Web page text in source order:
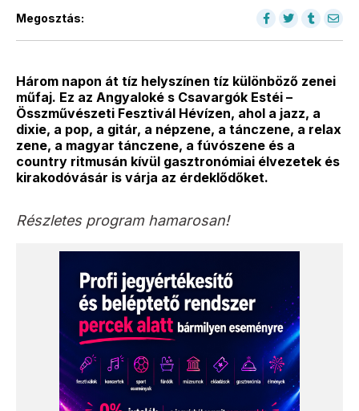
Megosztás:
Három napon át tíz helyszínen tíz különböző zenei
műfaj. Ez az Angyaloké s Csavargók Estéi –
Összművészeti Fesztivál Hévízen, ahol a jazz, a
dixie, a pop, a gitár, a népzene, a tánczene, a relax
zene, a magyar tánczene, a fúvószene és a
country ritmusán kívül gasztronómiai élvezetek és
kirakodóvásár is várja az érdeklődőket.
Részletes program hamarosan!